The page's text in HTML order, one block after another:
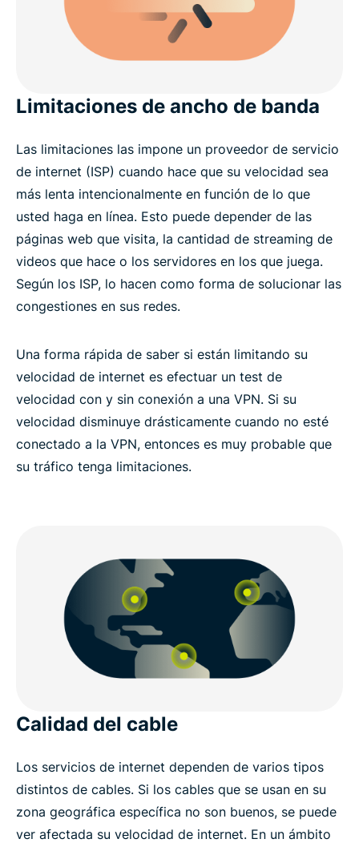
Limitaciones de ancho de banda
Las limitaciones las impone un proveedor de servicio
de internet (ISP) cuando hace que su velocidad sea
más lenta intencionalmente en función de lo que
usted haga en línea. Esto puede depender de las
páginas web que visita, la cantidad de streaming de
videos que hace o los servidores en los que juega.
Según los ISP, lo hacen como forma de solucionar las
congestiones en sus redes.
Una forma rápida de saber si están limitando su
velocidad de internet es efectuar un test de
velocidad con y sin conexión a una VPN. Si su
velocidad disminuye drásticamente cuando no esté
conectado a la VPN, entonces es muy probable que
su tráfico tenga limitaciones.
Calidad del cable
Los servicios de internet dependen de varios tipos
distintos de cables. Si los cables que se usan en su
zona geográfica específica no son buenos, se puede
ver afectada su velocidad de internet. En un ámbito